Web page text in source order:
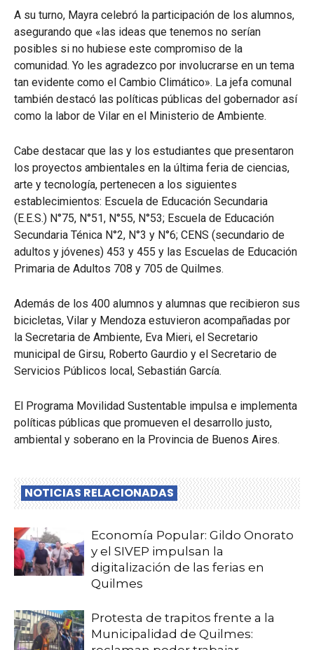
A su turno, Mayra celebró la participación de los alumnos,
asegurando que «las ideas que tenemos no serían
posibles si no hubiese este compromiso de la
comunidad. Yo les agradezco por involucrarse en un tema
tan evidente como el Cambio Climático». La jefa comunal
también destacó las políticas públicas del gobernador así
como la labor de Vilar en el Ministerio de Ambiente.
Cabe destacar que las y los estudiantes que presentaron
los proyectos ambientales en la última feria de ciencias,
arte y tecnología, pertenecen a los siguientes
establecimientos: Escuela de Educación Secundaria
(E.E.S.) N°75, N°51, N°55, N°53; Escuela de Educación
Secundaria Ténica N°2, N°3 y N°6; CENS (secundario de
adultos y jóvenes) 453 y 455 y las Escuelas de Educación
Primaria de Adultos 708 y 705 de Quilmes.
Además de los 400 alumnos y alumnas que recibieron sus
bicicletas, Vilar y Mendoza estuvieron acompañadas por
la Secretaria de Ambiente, Eva Mieri, el Secretario
municipal de Girsu, Roberto Gaurdio y el Secretario de
Servicios Públicos local, Sebastián García.
El Programa Movilidad Sustentable impulsa e implementa
políticas públicas que promueven el desarrollo justo,
ambiental y soberano en la Provincia de Buenos Aires.
NOTICIAS RELACIONADAS
Economía Popular: Gildo Onorato
y el SIVEP impulsan la
digitalización de las ferias en
Quilmes
Protesta de trapitos frente a la
Municipalidad de Quilmes: